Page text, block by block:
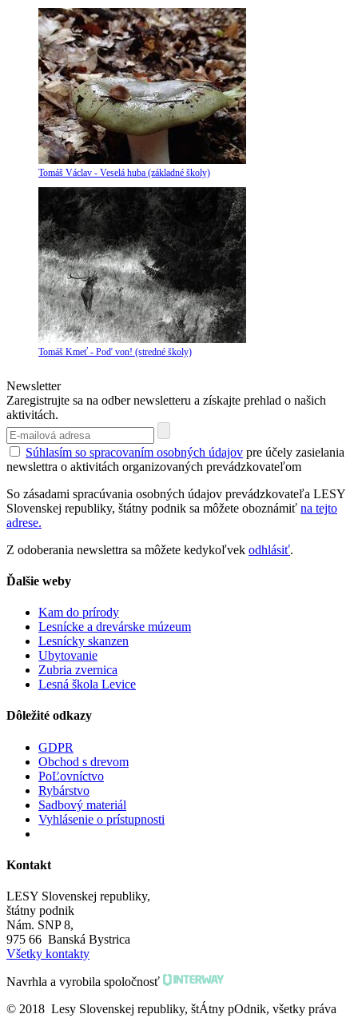
Tomáš Václav - Veselá huba (základné školy)
Tomáš Kmeť - Poď von! (stredné školy)
Newsletter
Zaregistrujte sa na odber newsletteru a získajte prehlad o našich
aktivitách.
Súhlasím so spracovaním osobných údajov pre účely zasielania
newslettra o aktivitách organizovaných prevádzkovateľom
So zásadami spracúvania osobných údajov prevádzkovateľa LESY
Slovenskej republiky, štátny podnik sa môžete oboznámiť na tejto
adrese.
Z odoberania newslettra sa môžete kedykoľvek odhlásiť.
Ďalšie weby
Kam do prírody
Lesnícke a drevárske múzeum
Lesnícky skanzen
Ubytovanie
Zubria zvernica
Lesná škola Levice
Dôležité odkazy
GDPR
Obchod s drevom
PoĽovníctvo
Rybárstvo
Sadbový materiál
Vyhlásenie o prístupnosti
Kontakt
LESY Slovenskej republiky,
štátny podnik
Nám. SNP 8,
975 66 Banská Bystrica
Všetky kontakty
Navrhla a vyrobila spoločnosť
© 2018 Lesy Slovenskej republiky, štÁtny pOdnik, všetky práva